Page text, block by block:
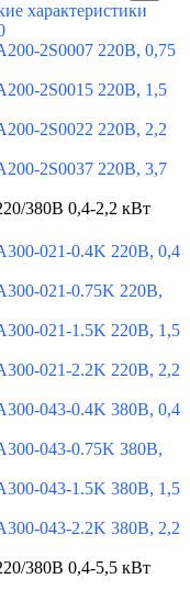
характеристики
2S0007 220В, 0,75
2S0015 220В, 1,5
2S0022 220В, 2,2
2S0037 220В, 3,7
380В 0,4-2,2 кВт
021-0.4K 220В, 0,4
021-0.75K 220В,
021-1.5K 220В, 1,5
021-2.2K 220В, 2,2
043-0.4K 380В, 0,4
043-0.75K 380В,
043-1.5K 380В, 1,5
043-2.2K 380В, 2,2
380В 0,4-5,5 кВт